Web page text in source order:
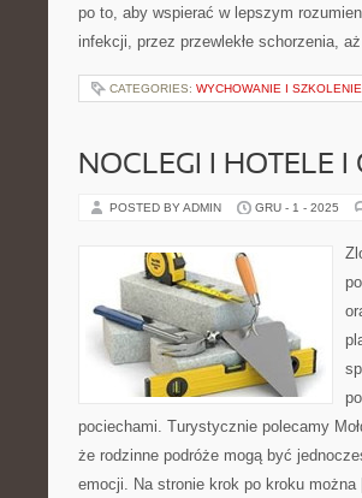
po to, aby wspierać w lepszym
infekcji, przez przewlekłe schorzenia,
CATEGORIES: WYCHOWANIE I SZKOLENIE
NOCLEGI I HOTELE I
POSTED BY ADMIN GRU - 1 - 2025
pociechami. Turystycznie polecamy
że rodzinne podróże mogą być
emocji. Na stronie krok po kroku